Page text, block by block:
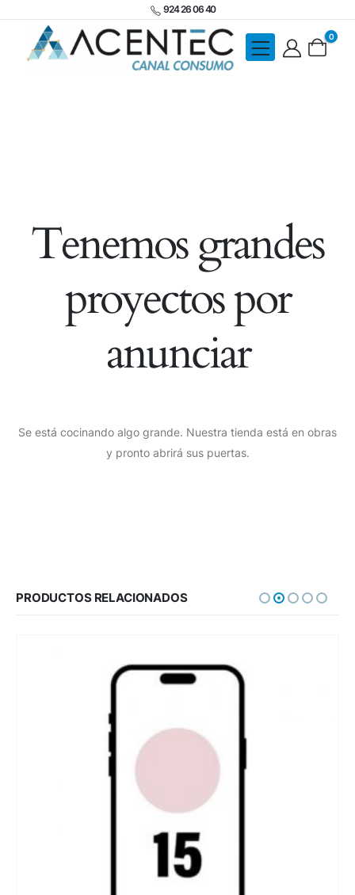
924 26 06 40
0
Tenemos grandes
proyectos por
anunciar
Se está cocinando algo grande. Nuestra tienda está en obras
y pronto abrirá sus puertas.
PRODUCTOS RELACIONADOS